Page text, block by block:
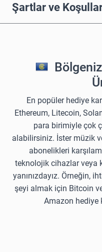
Şartlar ve
En popüler hediye
Ethereum, Litecoin,
para birimiyle çok
alabilirsiniz. İster müzik
abonelikleri
teknolojik cihazlar veya
yanınızdayız. Örneğin,
şeyi almak için Bitcoin
Amazon hediye